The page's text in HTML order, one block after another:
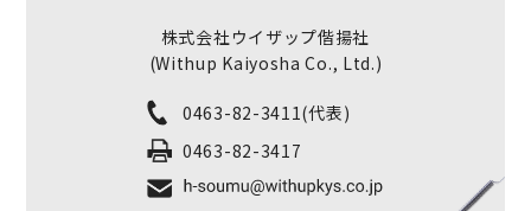
株式会社ウイザップ偕揚社
(Withup Kaiyosha Co., Ltd.)
0463-82-3411(代表)
0463-82-3417